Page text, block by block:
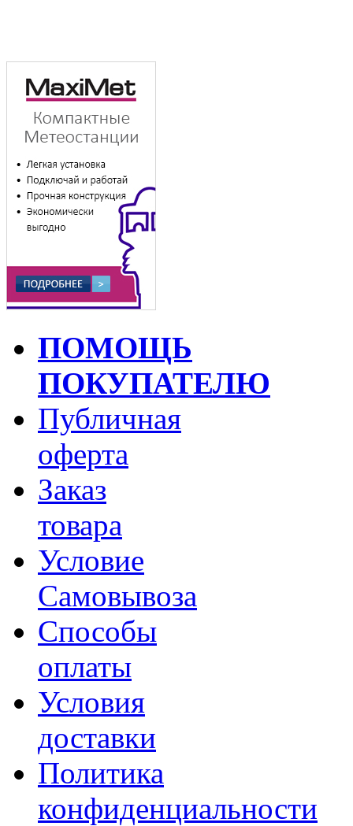
ПОМОЩЬ
ПОКУПАТЕЛЮ
Публичная
оферта
Заказ
товара
Условие
Самовывоза
Способы
оплаты
Условия
доставки
Политика
конфиденциальности